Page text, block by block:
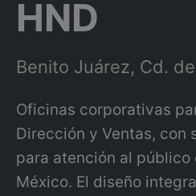
HND
Benito Juárez, Cd.
Oficinas corporativas
Dirección y Ventas, con
para atención al público
México. El diseño